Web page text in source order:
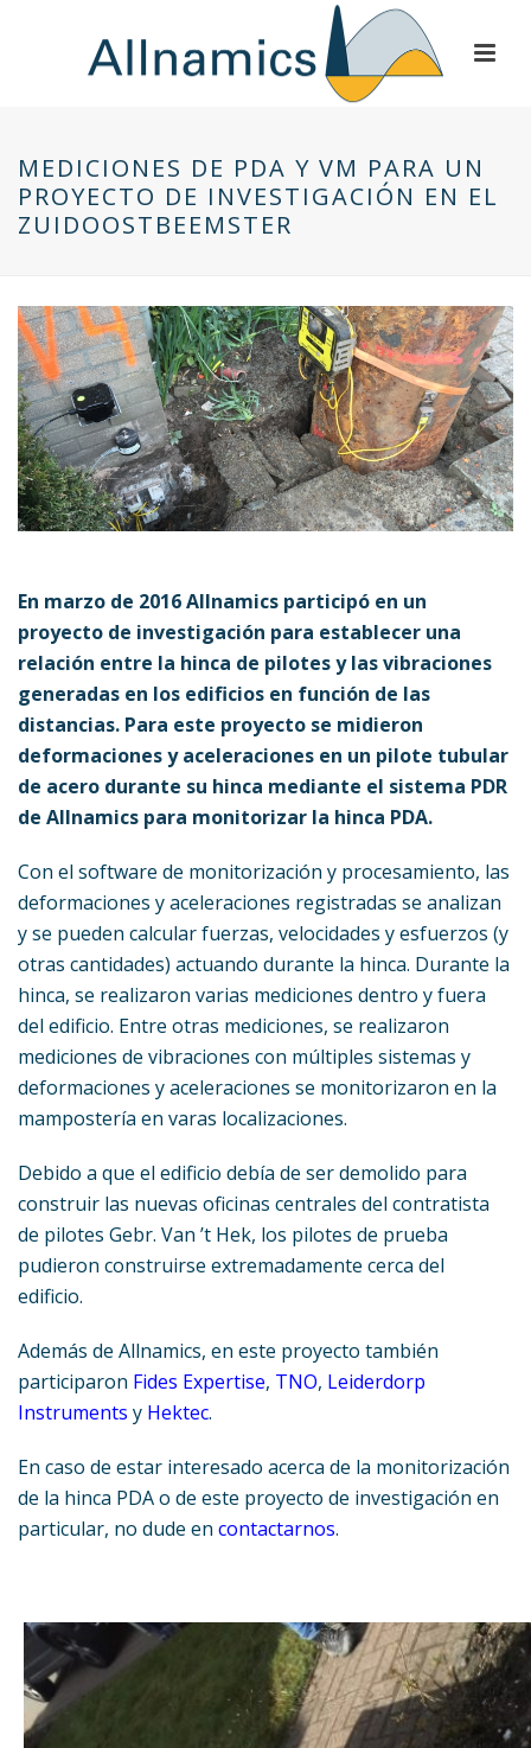
MEDICIONES DE PDA Y VM PARA UN
PROYECTO DE INVESTIGACIÓN EN EL
ZUIDOOSTBEEMSTER
En marzo de 2016 Allnamics participó en un
proyecto de investigación para establecer una
relación entre la hinca de pilotes y las vibraciones
generadas en los edificios en función de las
distancias. Para este proyecto se midieron
deformaciones y aceleraciones en un pilote tubular
de acero durante su hinca mediante el sistema PDR
de Allnamics para monitorizar la hinca PDA.
Con el software de monitorización y procesamiento, las
deformaciones y aceleraciones registradas se analizan
y se pueden calcular fuerzas, velocidades y esfuerzos (y
otras cantidades) actuando durante la hinca. Durante la
hinca, se realizaron varias mediciones dentro y fuera
del edificio. Entre otras mediciones, se realizaron
mediciones de vibraciones con múltiples sistemas y
deformaciones y aceleraciones se monitorizaron en la
mampostería en varas localizaciones.
Debido a que el edificio debía de ser demolido para
construir las nuevas oficinas centrales del contratista
de pilotes Gebr. Van ’t Hek, los pilotes de prueba
pudieron construirse extremadamente cerca del
edificio.
Además de Allnamics, en este proyecto también
participaron Fides Expertise, TNO, Leiderdorp
Instruments y Hektec.
En caso de estar interesado acerca de la monitorización
de la hinca PDA o de este proyecto de investigación en
particular, no dude en contactarnos.